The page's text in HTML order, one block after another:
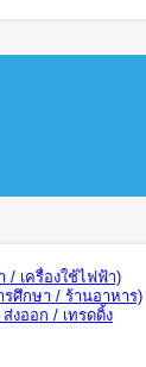
เครื่องใช้ไฟฟ้า)
ศึกษา / ร้านอาหาร)
งออก / เทรดดิ้ง